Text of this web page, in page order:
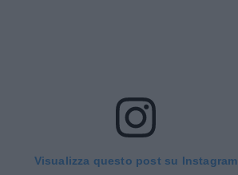
Visualizza questo post su Instagram